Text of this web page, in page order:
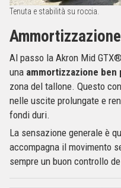
Tenuta e stabilità su roccia.
Al passo la Akron Mid
una ammortizzazione ben
zona del tallone. Questo
nelle uscite prolungate e
fondi duri.
La sensazione generale è
accompagna il movimento
sempre un buon controllo